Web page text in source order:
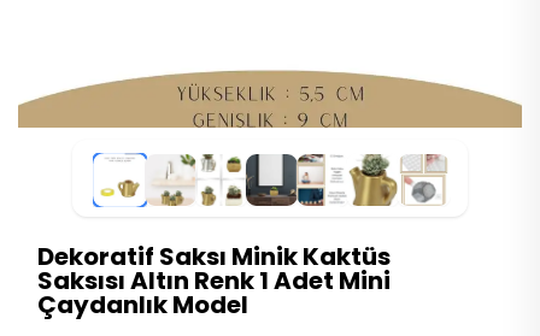
Dekoratif Saksı Minik Kaktüs
Saksısı Altın Renk 1 Adet Mini
Çaydanlık Model